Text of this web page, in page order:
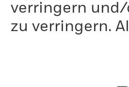
verringern und/
zu verringern.